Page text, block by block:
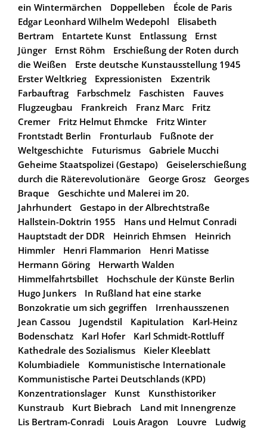
ein Wintermärchen
Doppelleben
École de Paris
Edgar Leonhard Wilhelm Wedepohl
Elisabeth
Bertram
Entartete Kunst Entlassung
Ernst
Jünger
Ernst Röhm
Erschießung der Roten durch
die Weißen
Erste deutsche Kunstausstellung 1945
Erster Weltkrieg
Expressionisten
Exzentrik
Farbauftrag
Farbschmelz Faschisten
Fauves
Flugzeugbau
Frankreich Franz Marc
Fritz
Cremer
Fritz Helmut Ehmcke
Fritz Winter
Frontstadt Berlin
Fronturlaub
Fußnote der
Weltgeschichte
Futurismus
Gabriele Mucchi
Geheime Staatspolizei (Gestapo)
Geiselerschießung
durch die Räterevolutionäre
George Grosz
Georges
Braque
Geschichte und Malerei im 20.
Jahrhundert
Gestapo in der Albrechtstraße
Hallstein-Doktrin 1955
Hans und Helmut Conradi
Hauptstadt der DDR
Heinrich Ehmsen
Heinrich
Himmler
Henri Flammarion
Henri Matisse
Hermann Göring
Herwarth Walden
Himmelfahrtsbillet
Hochschule der Künste Berlin
Hugo Junkers
In Rußland hat eine starke
Bonzokratie um sich gegriffen
Irrenhausszenen
Jean Cassou
Jugendstil Kapitulation
Karl-Heinz
Bodenschatz
Karl Hofer
Karl Schmidt-Rottluff
Kathedrale des Sozialismus
Kieler Kleeblatt
Kolumbiadiele
Kommunistische Internationale
Kommunistische Partei Deutschlands (KPD)
Konzentrationslager
Kunst
Kunsthistoriker
Kunstraub
Kurt Biebrach
Land mit Innengrenze
Lis Bertram-Conradi
Louis Aragon Louvre
Ludwig